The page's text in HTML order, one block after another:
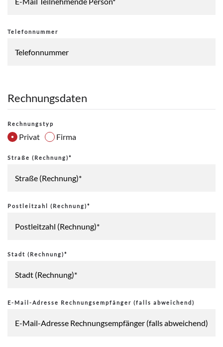
Telefonnummer
Rechnungsdaten
Rechnungstyp
Privat Firma
Straße (Rechnung)*
Postleitzahl (Rechnung)*
Stadt (Rechnung)*
E-Mail-Adresse Rechnungsempfänger (falls abweichend)